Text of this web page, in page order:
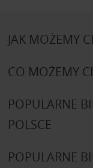
JAK MOŻEMY
CO MOŻEMY
POPULARNE
POLSCE
POPULARNE